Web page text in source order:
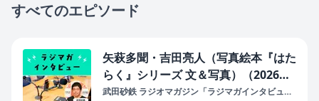
すべてのエピソード
矢萩多聞・吉田亮人（写真絵本『はた
らく』シリーズ 文＆写真）（2026年
7月30日放送分）
武田砂鉄 ラジオマガジン「ラジマガインタビュ